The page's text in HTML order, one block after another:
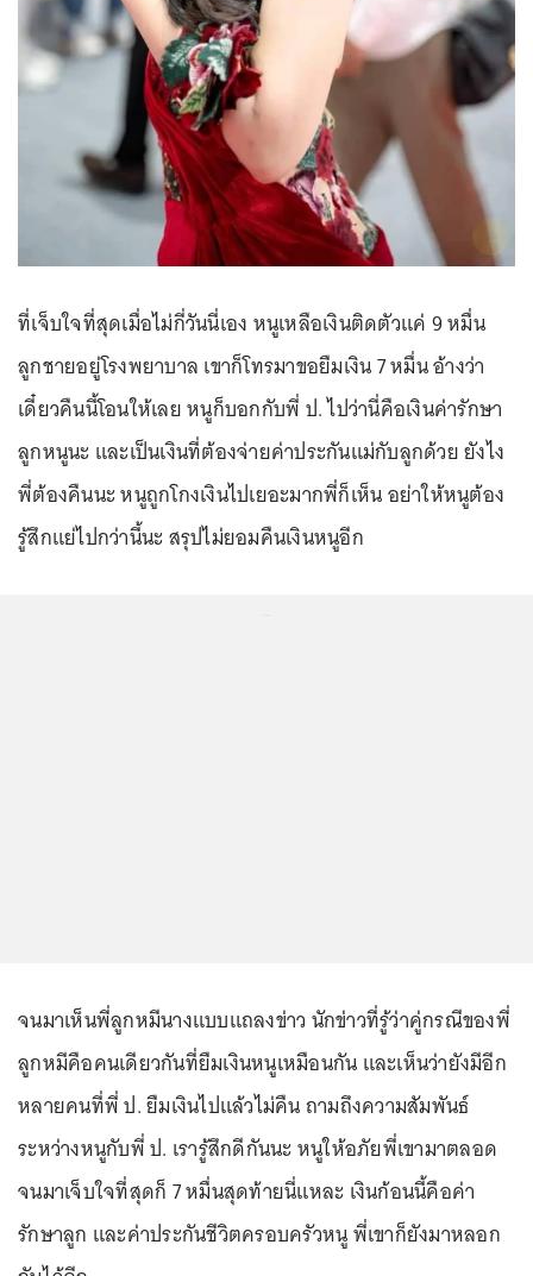
ที่เจ็บใจที่สุดเมื่อไม่กี่วันนี่เอง หนูเหลือเงินติดตัวแค่ 9 หมื่น
ลูกชายอยู่โรงพยาบาล เขาก็โทรมาขอยืมเงิน 7 หมื่น อ้างว่า
เดี๋ยวคืนนี้โอนให้เลย หนูก็บอกกับพี่ ป. ไปว่านี่คือเงินค่ารักษา
ลูกหนูนะ และเป็นเงินที่ต้องจ่ายค่าประกันแม่กับลูกด้วย ยังไง
พี่ต้องคืนนะ หนูถูกโกงเงินไปเยอะมากพี่ก็เห็น อย่าให้หนูต้อง
รู้สึกแย่ไปกว่านี้นะ สรุปไม่ยอมคืนเงินหนูอีก
จนมาเห็นพี่ลูกหมีนางแบบแถลงข่าว นักข่าวที่รู้ว่าคู่กรณีของพี่
ลูกหมีคือคนเดียวกันที่ยืมเงินหนูเหมือนกัน และเห็นว่ายังมีอีก
หลายคนที่พี่ ป. ยืมเงินไปแล้วไม่คืน ถามถึงความสัมพันธ์
ระหว่างหนูกับพี่ ป. เรารู้สึกดีกันนะ หนูให้อภัยพี่เขามาตลอด
จนมาเจ็บใจที่สุดก็ 7 หมื่นสุดท้ายนี่แหละ เงินก้อนนี้คือค่า
รักษาลูก และค่าประกันชีวิตครอบครัวหนู พี่เขาก็ยังมาหลอก